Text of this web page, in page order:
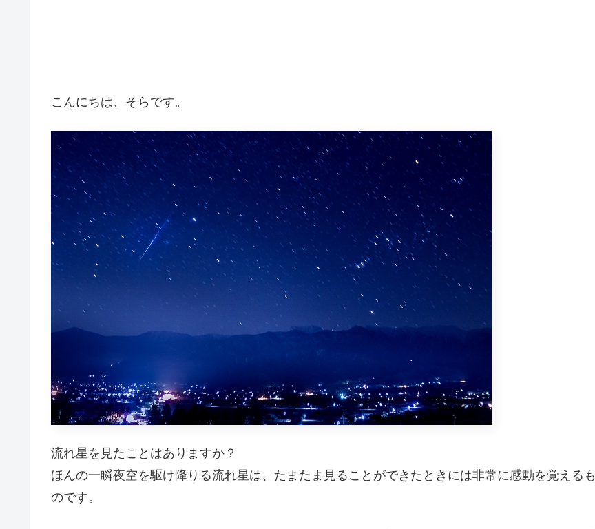
こんにちは、そらです。
流れ星を見たことはありますか？
ほんの一瞬夜空を駆け降りる流れ星は、たまたま見ることができたときには非常に感動を覚えるも
のです。